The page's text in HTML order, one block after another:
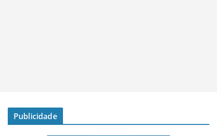
Publicidade